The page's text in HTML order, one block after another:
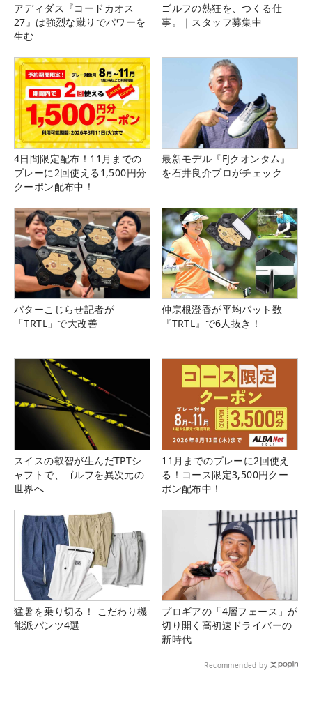
アディダス『コードカオス
27』は強烈な蹴りでパワーを
生む
ゴルフの熱狂を、つくる仕
事。｜スタッフ募集中
4日間限定配布！11月までの
プレーに2回使える1,500円分
クーポン配布中！
最新モデル『FJクオンタム』
を石井良介プロがチェック
パターこじらせ記者が
「TRTL」で大改善
仲宗根澄香が平均パット数
『TRTL』で6人抜き！
スイスの叡智が生んだTPTシ
ャフトで、ゴルフを異次元の
世界へ
11月までのプレーに2回使え
る！コース限定3,500円クー
ポン配布中！
猛暑を乗り切る！ こだわり機
能派パンツ4選
プロギアの「4層フェース」が
切り開く高初速ドライバーの
新時代
Recommended by